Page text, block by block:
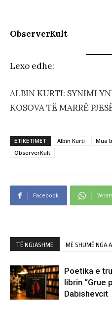
ObserverKult
Lexo edhe:
ALBIN KURTI: SYNIMI
KOSOVA TË MARRË
ETIKETIMET Albin Kurti
Mua
ObserverKult
Facebook
TË NGJASHME MË SHUMË NGA
Poetika e
librin “Grue
Dabishevcit